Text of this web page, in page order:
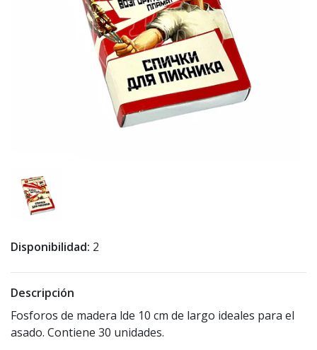
Disponibilidad: 2
Descripción
Fosforos de madera lde 10 cm de largo ideales para el
asado. Contiene 30 unidades.